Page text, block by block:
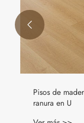
Pisos de
ranura en U
